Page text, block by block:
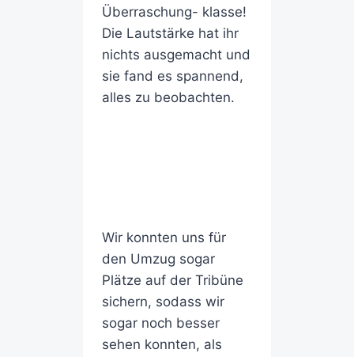
Überraschung- klasse!
Die Lautstärke hat ihr
nichts ausgemacht und
sie fand es spannend,
alles zu beobachten.
Wir konnten uns für
den Umzug sogar
Plätze auf der Tribüne
sichern, sodass wir
sogar noch besser
sehen konnten, als